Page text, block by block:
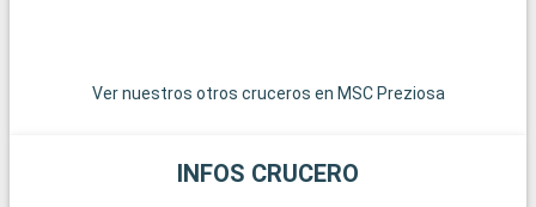
famosas regatas. Por último, los aficionados a la historia
Ver nuestros otros cruceros en MSC Preziosa
INFOS CRUCERO